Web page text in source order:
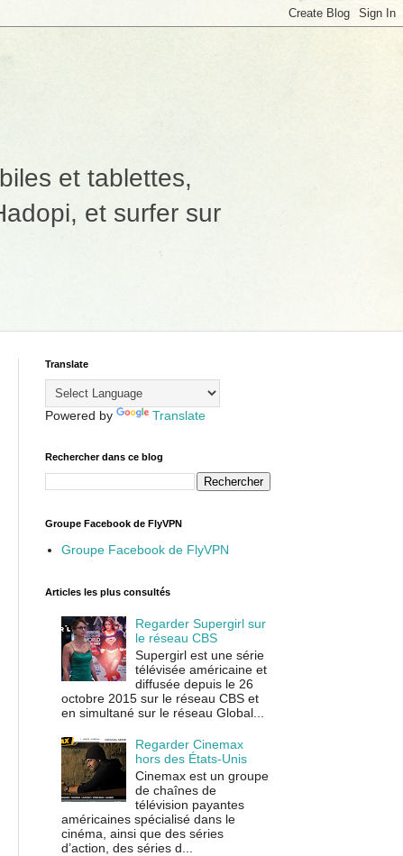
et tablettes,
et surfer sur
Translate
Powered by Translate
Rechercher dans ce blog
Groupe Facebook de FlyVPN
Groupe Facebook de FlyVPN
Articles les plus consultés
Regarder Supergirl sur
le réseau CBS
Supergirl est une série
télévisée américaine et
diffusée depuis le 26
octobre 2015 sur le réseau CBS et
en simultané sur le réseau Global...
Regarder Cinemax
hors des États-Unis
Cinemax est un groupe
de chaînes de
télévision payantes
américaines spécialisé dans le
cinéma, ainsi que des séries
d’action, des séries d...